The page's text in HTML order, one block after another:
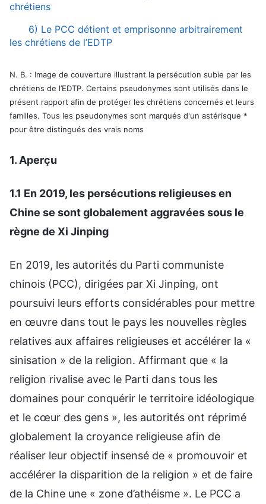
chrétiens
6) Le PCC détient et emprisonne arbitrairement
les chrétiens de l’EDTP
N. B. : Image de couverture illustrant la persécution subie par les
chrétiens de l’EDTP. Certains pseudonymes sont utilisés dans le
présent rapport afin de protéger les chrétiens concernés et leurs
familles. Tous les pseudonymes sont marqués d'un astérisque *
pour être distingués des vrais noms
1. Aperçu
1.1 En 2019, les persécutions religieuses en
Chine se sont globalement aggravées sous le
règne de Xi Jinping
En 2019, les autorités du Parti communiste
chinois (PCC), dirigées par Xi Jinping, ont
poursuivi leurs efforts considérables pour mettre
en œuvre dans tout le pays les nouvelles règles
relatives aux affaires religieuses et accélérer la «
sinisation » de la religion. Affirmant que « la
religion rivalise avec le Parti dans tous les
domaines pour conquérir le territoire idéologique
et le cœur des gens », les autorités ont réprimé
globalement la croyance religieuse afin de
réaliser leur objectif insensé de « promouvoir et
accélérer la disparition de la religion » et de faire
de la Chine une « zone d’athéisme ». Le PCC a